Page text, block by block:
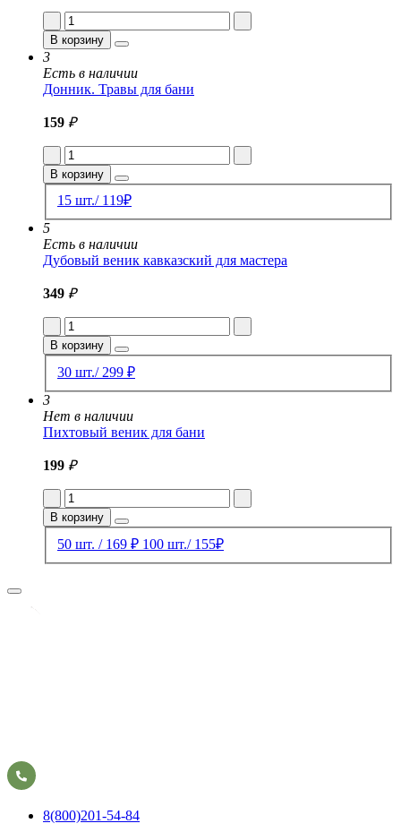
В корзину
3
Есть в наличии
Донник. Травы для бани
159 ₽
В корзину
15 шт./ 119₽
5
Есть в наличии
Дубовый веник кавказский для мастера
349 ₽
В корзину
30 шт./ 299 ₽
3
Нет в наличии
Пихтовый веник для бани
199 ₽
В корзину
50 шт. / 169 ₽ 100 шт./ 155₽
8(800)201-54-84